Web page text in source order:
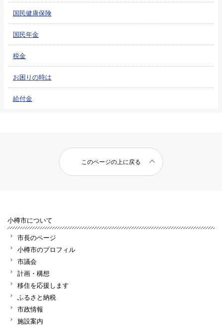
国民健康保険
国民年金
税金
お困りの時は
給付金
このページの上に戻る
小樽市について
市長のページ
小樽市のプロフィル
市議会
計画・構想
移住を応援します
ふるさと納税
市政情報
施設案内